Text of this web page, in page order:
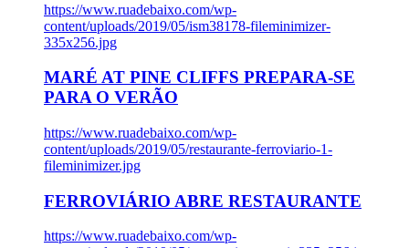
https://www.ruadebaixo.com/wp-
content/uploads/2019/05/ism38178-fileminimizer-
335x256.jpg
MARÉ AT PINE CLIFFS PREPARA-SE
PARA O VERÃO
https://www.ruadebaixo.com/wp-
content/uploads/2019/05/restaurante-ferroviario-1-
fileminimizer.jpg
FERROVIÁRIO ABRE RESTAURANTE
https://www.ruadebaixo.com/wp-